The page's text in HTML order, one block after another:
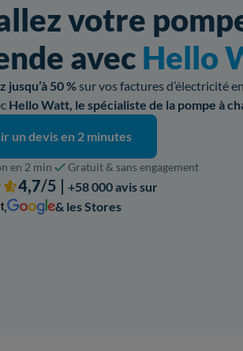
votre
avec Hello
jusqu’à 50 %sur vos factures d’électricité
Hello Watt, le spécialiste de la pompe à
un devis en 2 minutes
en 2 min Gratuit & sans engagement
4,7/5 | +58 000 avis sur
,
& les Stores